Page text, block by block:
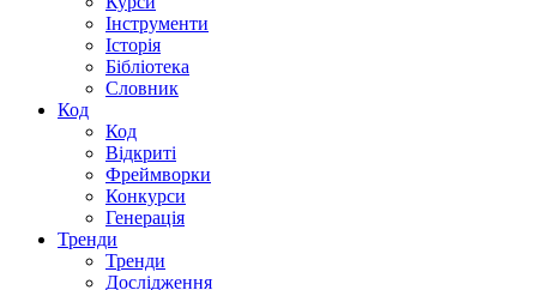
Інструменти
Історія
Бібліотека
Словник
Код
Код
Відкриті
Фреймворки
Конкурси
Генерація
Тренди
Тренди
Дослідження